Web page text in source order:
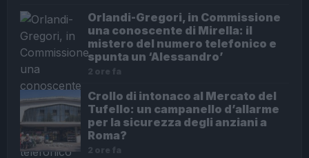
Orlandi-Gregori, in Commissione
una conoscente di Mirella: il
mistero del numero telefonico e
spunta un ‘Alessandro’
2 ore fa
Crollo di intonaco al Mercato del
Tufello: un campanello d’allarme
per la sicurezza degli anziani a
Roma?
2 ore fa